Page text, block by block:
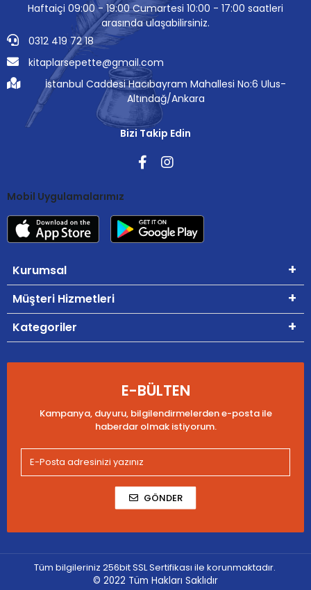
Haftaiçi 09:00 - 19:00 Cumartesi 10:00 - 17:00 saatleri
arasında ulaşabilirsiniz.
0312 419 72 18
kitaplarsepette@gmail.com
İstanbul Caddesi Hacıbayram Mahallesi No:6 Ulus-
Altındağ/Ankara
Bizi Takip Edin
Mobil Uygulamalarımız
Kurumsal
Müşteri Hizmetleri
Kategoriler
E-BÜLTEN
Kampanya, duyuru, bilgilendirmelerden e-posta ile
haberdar olmak istiyorum.
GÖNDER
Tüm bilgileriniz 256bit SSL Sertifikası ile korunmaktadır.
© 2022 Tüm Hakları Saklıdır